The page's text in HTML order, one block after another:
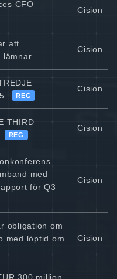
CFO
Cision
att
lämnar
Cision
REG
Cision
THIRD
REG
Cision
med
för Q3
Cision
obligation om
med löptid om
Cision
300 million,